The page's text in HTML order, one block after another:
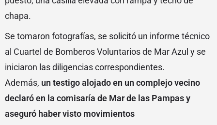
chapa.
Se tomaron fotografías, se solicitó un informe técnico
al Cuartel de Bomberos Voluntarios de Mar Azul y se
iniciaron las diligencias correspondientes.
Además, un testigo alojado en un complejo vecino
declaró en la comisaría de Mar de las Pampas y
aseguró haber visto movimientos